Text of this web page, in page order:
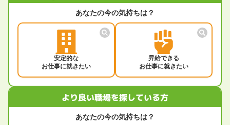
あなたの今の気持ちは？
安定的な
お仕事に就きたい
昇給できる
お仕事に就きたい
より良い職場を探している方
あなたの今の気持ちは？